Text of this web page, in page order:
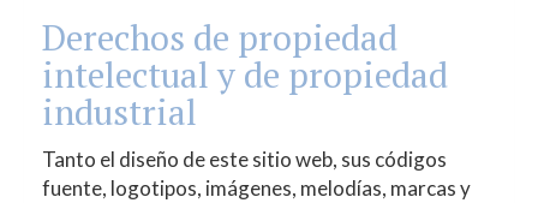
Derechos de propiedad
intelectual y de propiedad
industrial
Tanto el diseño de este sitio web, sus códigos
fuente, logotipos, imágenes, melodías, marcas y